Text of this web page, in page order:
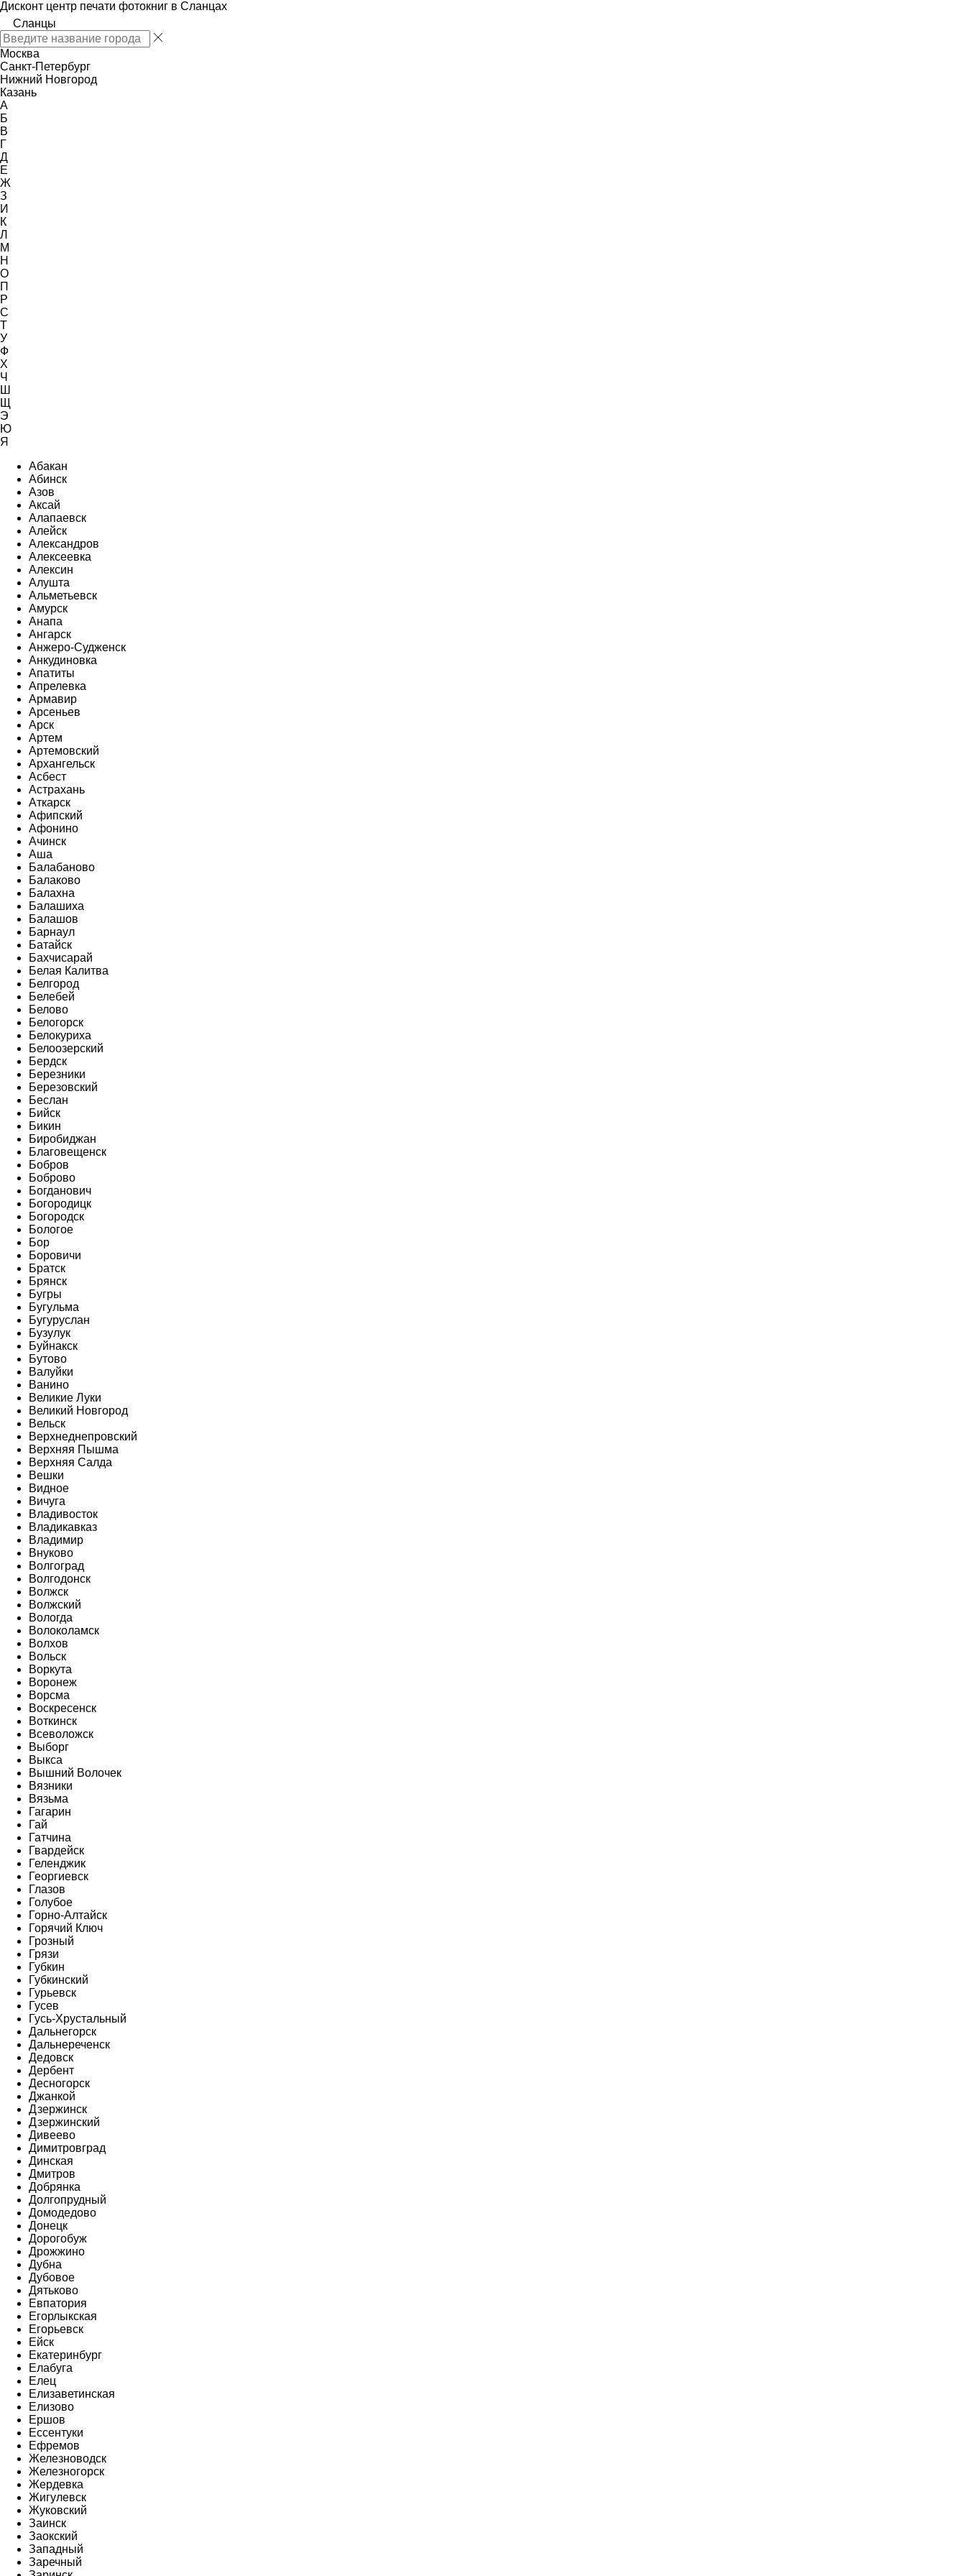
Дисконт центр печати фотокниг в Сланцах
Сланцы
Москва
Санкт-Петербург
Нижний Новгород
Казань
А
Б
В
Г
Д
Е
Ж
З
И
К
Л
М
Н
О
П
Р
С
Т
У
Ф
Х
Ч
Ш
Щ
Э
Ю
Я
Абакан
Абинск
Азов
Аксай
Алапаевск
Алейск
Александров
Алексеевка
Алексин
Алушта
Альметьевск
Амурск
Анапа
Ангарск
Анжеро-Судженск
Анкудиновка
Апатиты
Апрелевка
Армавир
Арсеньев
Арск
Артем
Артемовский
Архангельск
Асбест
Астрахань
Аткарск
Афипский
Афонино
Ачинск
Аша
Балабаново
Балаково
Балахна
Балашиха
Балашов
Барнаул
Батайск
Бахчисарай
Белая Калитва
Белгород
Белебей
Белово
Белогорск
Белокуриха
Белоозерский
Бердск
Березники
Березовский
Беслан
Бийск
Бикин
Биробиджан
Благовещенск
Бобров
Боброво
Богданович
Богородицк
Богородск
Бологое
Бор
Боровичи
Братск
Брянск
Бугры
Бугульма
Бугуруслан
Бузулук
Буйнакск
Бутово
Валуйки
Ванино
Великие Луки
Великий Новгород
Вельск
Верхнеднепровский
Верхняя Пышма
Верхняя Салда
Вешки
Видное
Вичуга
Владивосток
Владикавказ
Владимир
Внуково
Волгоград
Волгодонск
Волжск
Волжский
Вологда
Волоколамск
Волхов
Вольск
Воркута
Воронеж
Ворсма
Воскресенск
Воткинск
Всеволожск
Выборг
Выкса
Вышний Волочек
Вязники
Вязьма
Гагарин
Гай
Гатчина
Гвардейск
Геленджик
Георгиевск
Глазов
Голубое
Горно-Алтайск
Горячий Ключ
Грозный
Грязи
Губкин
Губкинский
Гурьевск
Гусев
Гусь-Хрустальный
Дальнегорск
Дальнереченск
Дедовск
Дербент
Десногорск
Джанкой
Дзержинск
Дзержинский
Дивеево
Димитровград
Динская
Дмитров
Добрянка
Долгопрудный
Домодедово
Донецк
Дорогобуж
Дрожжино
Дубна
Дубовое
Дятьково
Евпатория
Егорлыкская
Егорьевск
Ейск
Екатеринбург
Елабуга
Елец
Елизаветинская
Елизово
Ершов
Ессентуки
Ефремов
Железноводск
Железногорск
Жердевка
Жигулевск
Жуковский
Заинск
Заокский
Западный
Заречный